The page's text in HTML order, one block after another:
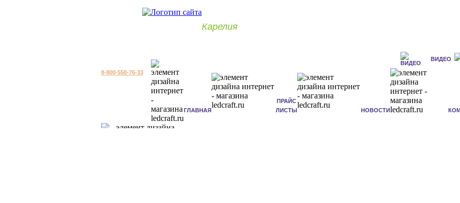
Карелия
ВИДЕО
8-800-550-76-33
ГЛАВНАЯ
ПРАЙС
ЛИСТЫ
НОВОСТИ